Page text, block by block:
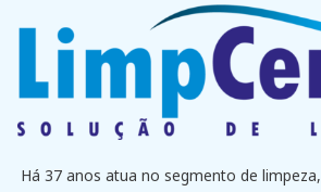
Há 37 anos atua no segmento de